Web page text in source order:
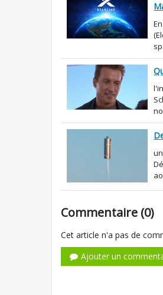
Commentaire (0)
Cet article n'a pas de
Ajouter un